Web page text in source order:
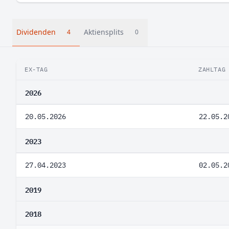
Dividenden 4 Aktiensplits 0
EX-TAG ZAHLTAG
2026
20.05.2026
2023
27.04.2023
2019
2018